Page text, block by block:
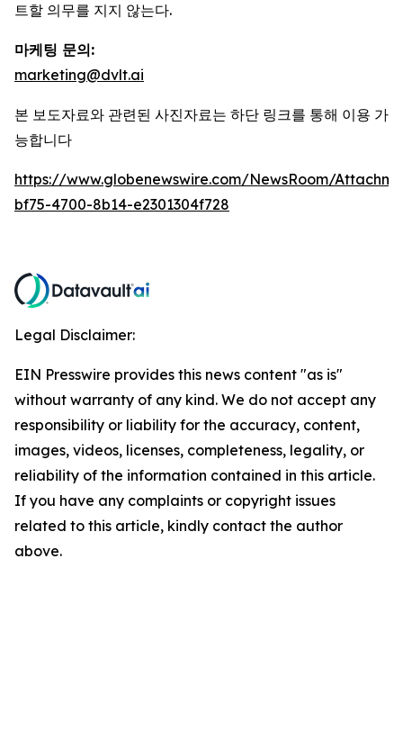
트할 의무를 지지 않는다.
마케팅 문의:
marketing@dvlt.ai
본 보도자료와 관련된 사진자료는 하단 링크를 통해 이용 가
능합니다
https://www.globenewswire.com/NewsRoom/
bf75-4700-8b14-e2301304f728
Legal Disclaimer:
EIN Presswire provides this news content "as is"
without warranty of any kind. We do not accept any
responsibility or liability for the accuracy, content,
images, videos, licenses, completeness, legality, or
reliability of the information contained in this article.
If you have any complaints or copyright issues
related to this article, kindly contact the author
above.